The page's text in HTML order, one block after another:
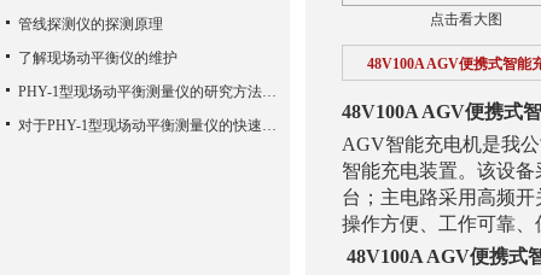
点击看大图
48V100A AGV便携式智能
48V100A AGV便携式
AGV智能充电机是我
智能充电装置。该设
台；主电路采用高频
操作方便、工作可靠
48V100A AGV便携式
管线探测仪的探测原理
了解现场动平衡仪的维护
PHY-1型现场动平衡测量仪的研究方法说明概述
对于PHY-1型现场动平衡测量仪的快速发展之路